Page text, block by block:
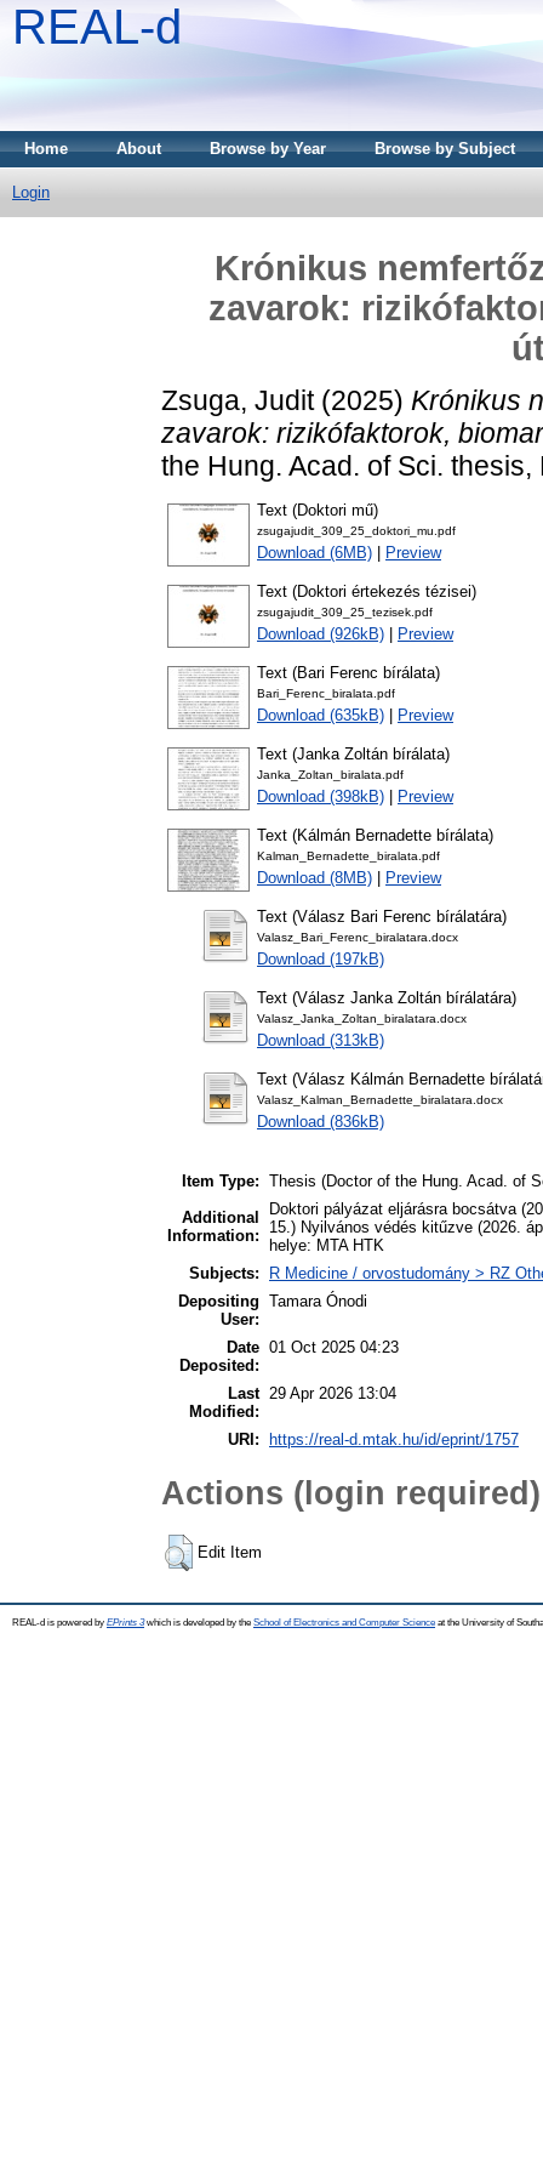
REAL-d
Home About Browse by Year Browse by Subject
Login
Krónikus
zavarok:
Zsuga, Judit(2025) Krónikus
zavarok: rizikófaktorok,
the Hung. Acad. of Sci.
Text (Doktori mű)
zsugajudit_309_25_doktori_mu.pdf
Download (6MB) Preview
Text (Doktori értekezés tézisei)
zsugajudit_309_25_tezisek.pdf
Download (926kB) Preview
Text (Bari Ferenc bírálata)
Bari_Ferenc_biralata.pdf
Download (635kB) Preview
Text (Janka Zoltán bírálata)
Janka_Zoltan_biralata.pdf
Download (398kB) Preview
Text (Kálmán Bernadette bírálata)
Kalman_Bernadette_biralata.pdf
Download (8MB) Preview
Text (Válasz Bari Ferenc bírálatára)
Valasz_Bari_Ferenc_biralatara.docx
Download (197kB)
Text (Válasz Janka Zoltán bírálatára)
Valasz_Janka_Zoltan_biralatara.docx
Download (313kB)
Text (Válasz Kálmán Bernadette
Valasz_Kalman_Bernadette_biralatara.docx
Download (836kB)
Item Type: Thesis (Doctor of the Hung. Acad. of
Additional
Information:
Doktori pályázat eljárásra bocsátva
15.) Nyilvános védés kitűzve (2026.
helye: MTA HTK
Subjects:
R Medicine / orvostudomány > RZ
Depositing
User:
Tamara Ónodi
Date
Deposited:
01 Oct 2025 04:23
Last
Modified:
29 Apr 2026 13:04
URI: https://real-d.mtak.hu/id/eprint/1757
Actions (login required)
Edit Item
REAL-d is powered by EPrints 3which is developed by the School of Electronics and Computer Science at the University of